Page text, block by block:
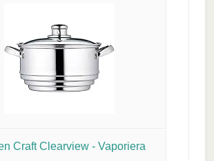
Craft Clearview - Vaporiera